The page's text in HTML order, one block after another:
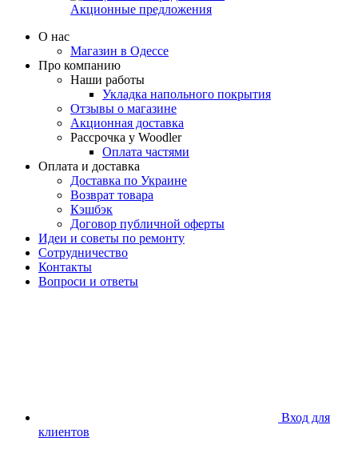
Акционные предложения
О нас
Магазин в Одессе
Про компанию
Наши работы
Укладка напольного покрытия
Отзывы о магазине
Акционная доставка
Рассрочка у Woodler
Оплата частями
Оплата и доставка
Доставка по Украине
Возврат товара
Кэшбэк
Договор публичной оферты
Идеи и советы по ремонту
Сотрудничество
Контакты
Вопроси и ответы
Вход для
клиентов